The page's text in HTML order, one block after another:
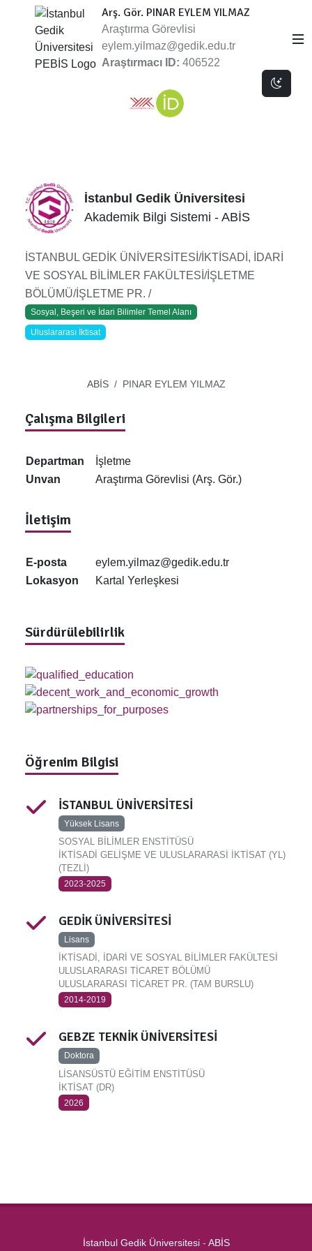
Dark
Arş. Gör. PINAR EYLEM YILMAZ
Araştırma Görevlisi
eylem.yilmaz@gedik.edu.tr
Araştırmacı ID: 406522
İstanbul Gedik Üniversitesi
Akademik Bilgi Sistemi - ABİS
İSTANBUL GEDİK ÜNİVERSİTESİ/İKTİSADİ, İDARİ
VE SOSYAL BİLİMLER FAKÜLTESİ/İŞLETME
BÖLÜMÜ/İŞLETME PR. /
Sosyal, Beşeri ve İdari Bilimler Temel Alanı
Uluslararası İktisat
ABİS PINAR EYLEM YILMAZ
Çalışma Bilgileri
Departman
İşletme
Unvan
Araştırma Görevlisi (Arş. Gör.)
İletişim
E-posta
eylem.yilmaz@gedik.edu.tr
Lokasyon
Kartal Yerleşkesi
Sürdürülebilirlik
Öğrenim Bilgisi
İSTANBUL ÜNİVERSİTESİ
Yüksek Lisans
SOSYAL BİLİMLER ENSTİTÜSÜ
İKTİSADİ GELİŞME VE ULUSLARARASİ İKTİSAT (YL)
(TEZLİ)
2023-2025
GEDİK ÜNİVERSİTESİ
Lisans
İKTİSADİ, İDARİ VE SOSYAL BİLİMLER FAKÜLTESİ
ULUSLARARASI TİCARET BÖLÜMÜ
ULUSLARARASI TİCARET PR. (TAM BURSLU)
2014-2019
GEBZE TEKNİK ÜNİVERSİTESİ
Doktora
LİSANSÜSTÜ EĞİTİM ENSTİTÜSÜ
İKTİSAT (DR)
2026
İstanbul Gedik Üniversitesi- ABİS